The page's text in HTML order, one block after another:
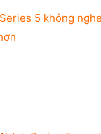
5 không